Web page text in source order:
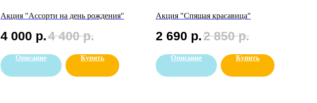
Акция "Ассорти на день рождения"
4 000 р.4 400 р.
Описание Купить
Акция "Спящая красавица"
2 690 р.2 850 р.
Описание Купить